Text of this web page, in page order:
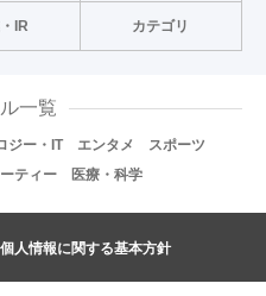
IR カテゴリ
一覧
ジー・IT エンタメ
スポーツ
ティー 医療・科学
個人情報に関する基本方針